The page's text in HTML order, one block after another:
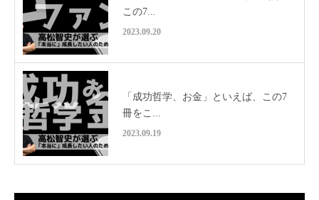
この7...
2023.09.20
「成功哲学、お金」といえば、この7
冊をこ...
2023.09.19